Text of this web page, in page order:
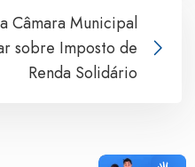
Câmara Municipal
sobre Imposto de
Renda Solidário